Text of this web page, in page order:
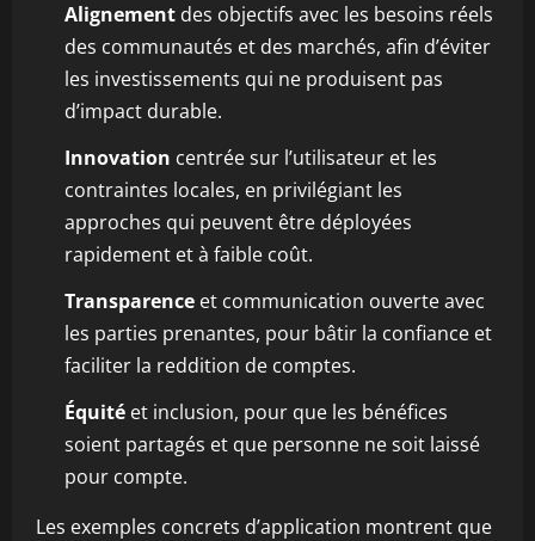
Alignement des objectifs avec les besoins réels
des communautés et des marchés, afin d’éviter
les investissements qui ne produisent pas
d’impact durable.
Innovation centrée sur l’utilisateur et les
contraintes locales, en privilégiant les
approches qui peuvent être déployées
rapidement et à faible coût.
Transparence et communication ouverte avec
les parties prenantes, pour bâtir la confiance et
faciliter la reddition de comptes.
Équité et inclusion, pour que les bénéfices
soient partagés et que personne ne soit laissé
pour compte.
Les exemples concrets d’application montrent que